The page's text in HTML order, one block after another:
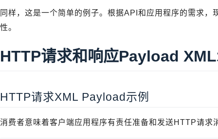
同样，这是一个简单的例子。根据API和应用程序的需求
性。
HTTP请求和响应Payload
HTTP请求XML Payload示例
消费者意味着客户端应用程序有责任准备和发送HTTP请求